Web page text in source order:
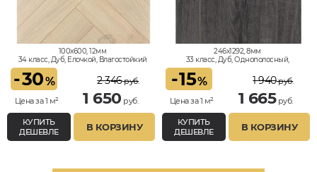
100x600, 12мм
34 класс, Дуб, Елочкой, Влагостойкий
-30%
Цена за 1 м²
2 346руб.
1 650 руб.
КУПИТЬ
ДЕШЕВЛЕ
В КОРЗИНУ
246x1292, 8мм
33 класс, Дуб, Однополосный,
-15%
Цена за 1 м²
1 940руб.
1 665руб.
КУПИТЬ
ДЕШЕВЛЕ
В КОРЗИНУ